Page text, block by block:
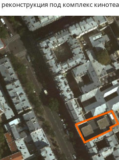
реконструкция под комплекс